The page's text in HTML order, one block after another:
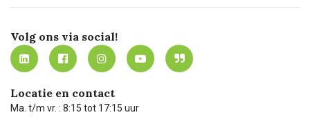
Werken bij Carel Lurvink
MVO
Mijn Carel Lurvink
Mijn Carel Lurvink instructievideo's
Carel Lurvink App
Hulp op afstand
Technische dienst
Innovation LAB
Tevreden klanten
Carel Lurvink Blog
Carel de podcast
Volg ons via social!
Locatie en contact
Ma. t/m vr. : 8:15 tot 17:15 uur